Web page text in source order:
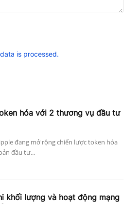
is processed.
hóa với 2 thương vụ đầu tư
đang mở rộng chiến lược token hóa
đầu tư...
khối lượng và hoạt động mạng